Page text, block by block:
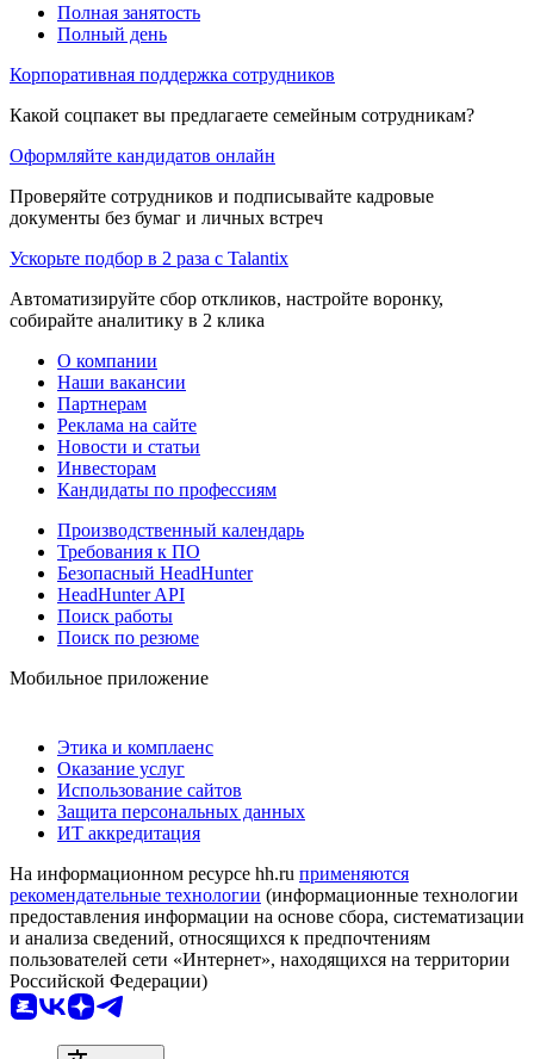
Полная занятость
Полный день
Корпоративная поддержка сотрудников
Какой соцпакет вы предлагаете семейным сотрудникам?
Оформляйте кандидатов онлайн
Проверяйте сотрудников и подписывайте кадровые
документы без бумаг и личных встреч
Ускорьте подбор в 2 раза с Talantix
Автоматизируйте сбор откликов, настройте воронку,
собирайте аналитику в 2 клика
О компании
Наши вакансии
Партнерам
Реклама на сайте
Новости и статьи
Инвесторам
Кандидаты по профессиям
Производственный календарь
Требования к ПО
Безопасный HeadHunter
HeadHunter API
Поиск работы
Поиск по резюме
Мобильное приложение
Этика и комплаенс
Оказание услуг
Использование сайтов
Защита персональных данных
ИТ аккредитация
На информационном ресурсе hh.ru применяются
рекомендательные технологии (информационные технологии
предоставления информации на основе сбора, систематизации
и анализа сведений, относящихся к предпочтениям
пользователей сети «Интернет», находящихся на территории
Российской Федерации)